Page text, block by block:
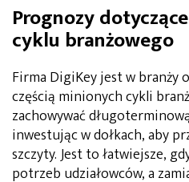
Prognozy
cyklu branżowego
Firma DigiKey jest w branży
częścią minionych cykli
zachowywać
inwestując w dołkach, aby
szczyty. Jest to łatwiejsze,
potrzeb udziałowców, a